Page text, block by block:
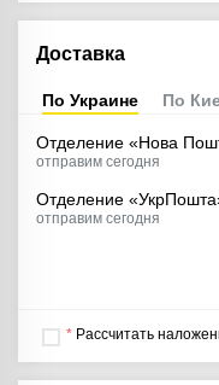
Доставка
По Украине По
Отделение «Нова
отправим сегодня
Отделение
отправим сегодня
* Рассчитать